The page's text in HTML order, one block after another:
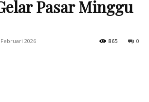
Pasar Minggu
Februari 2026 0
865